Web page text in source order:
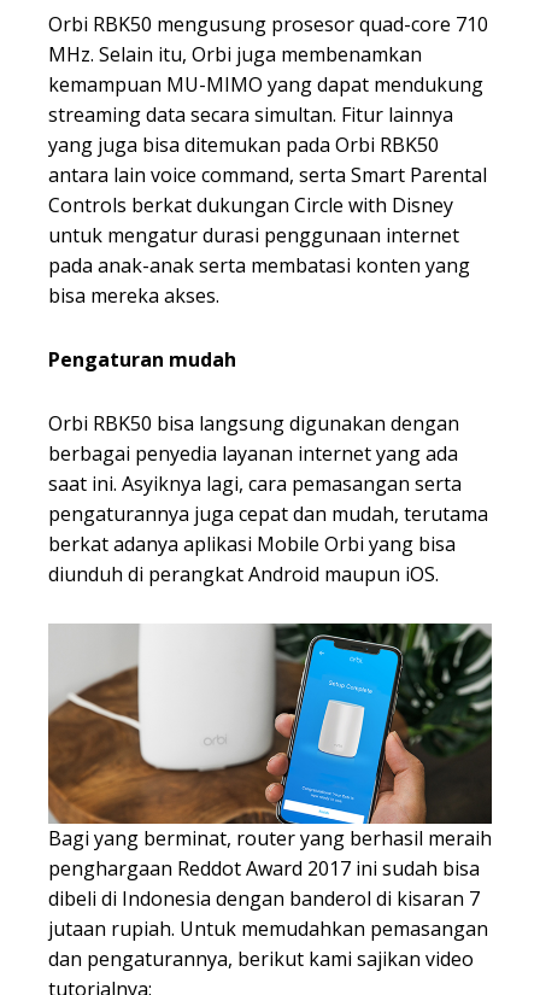
Orbi RBK50 mengusung prosesor quad-core 710
MHz. Selain itu, Orbi juga membenamkan
kemampuan MU-MIMO yang dapat mendukung
streaming data secara simultan. Fitur lainnya
yang juga bisa ditemukan pada Orbi RBK50
antara lain voice command, serta Smart Parental
Controls berkat dukungan Circle with Disney
untuk mengatur durasi penggunaan internet
pada anak-anak serta membatasi konten yang
bisa mereka akses.
Pengaturan mudah
Orbi RBK50 bisa langsung digunakan dengan
berbagai penyedia layanan internet yang ada
saat ini. Asyiknya lagi, cara pemasangan serta
pengaturannya juga cepat dan mudah, terutama
berkat adanya aplikasi Mobile Orbi yang bisa
diunduh di perangkat Android maupun iOS.
Bagi yang berminat, router yang berhasil meraih
penghargaan Reddot Award 2017 ini sudah bisa
dibeli di Indonesia dengan banderol di kisaran 7
jutaan rupiah. Untuk memudahkan pemasangan
dan pengaturannya, berikut kami sajikan video
tutorialnya: